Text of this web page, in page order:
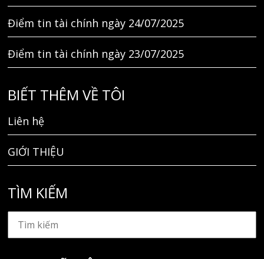
Điểm tin tài chính ngày 24/07/2025
Điểm tin tài chính ngày 23/07/2025
BIẾT THÊM VỀ TÔI
Liên hệ
GIỚI THIỆU
TÌM KIẾM